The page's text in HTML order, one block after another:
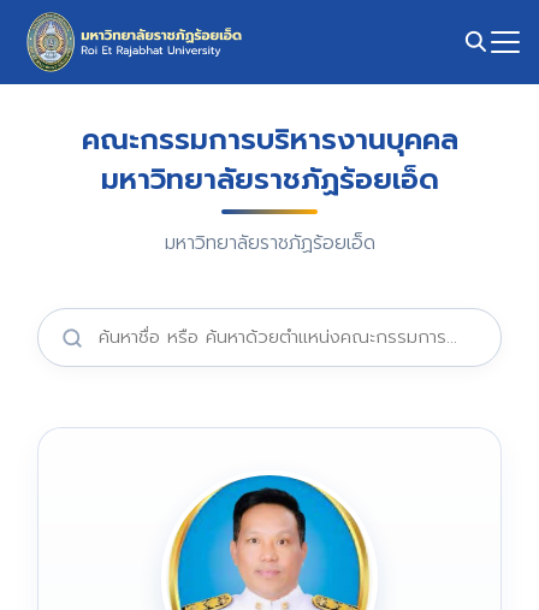
คณะกรรมการบริหารงานบุคคล
มหาวิทยาลัยราชภัฏร้อยเอ็ด
มหาวิทยาลัยราชภัฏร้อยเอ็ด